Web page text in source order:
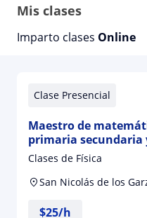
Mis clases
Imparto clases Online
Clase Presencial
Maestro de
primaria secundaria
Clases de Física
San Nicolás de los
$25/h